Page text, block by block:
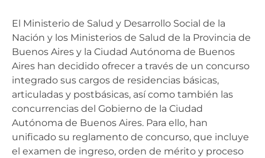
El Ministerio de Salud y Desarrollo Social de la
Nación y los Ministerios de Salud de la Provincia de
Buenos Aires y la Ciudad Autónoma de Buenos
Aires han decidido ofrecer a través de un concurso
integrado sus cargos de residencias básicas,
articuladas y postbásicas, así como también las
concurrencias del Gobierno de la Ciudad
Autónoma de Buenos Aires. Para ello, han
unificado su reglamento de concurso, que incluye
el examen de ingreso, orden de mérito y proceso